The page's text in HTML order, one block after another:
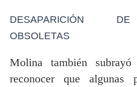
DESAPARICIÓN
OBSOLETAS
Molina también
reconocer que algunas